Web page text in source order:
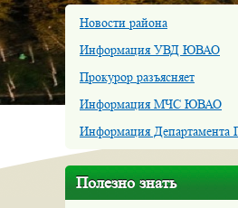
Новости района
Информация УВД ЮВАО
Прокурор разъясняет
Информация МЧС ЮВАО
Информация
Полезно знать